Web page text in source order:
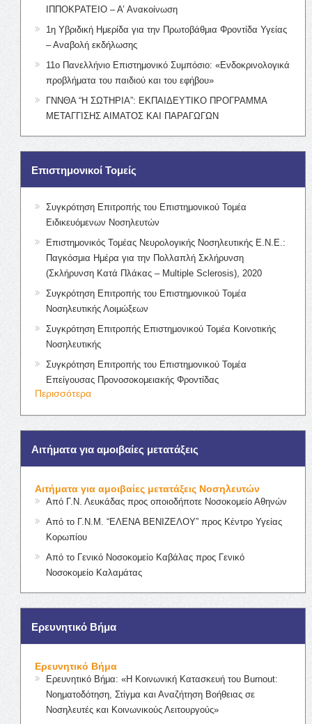
ΙΠΠΟΚΡΑΤΕΙΟ – Α’ Ανακοίνωση
1η Υβριδική Ημερίδα για την Πρωτοβάθμια Φροντίδα Υγείας
– Αναβολή εκδήλωσης
11ο Πανελλήνιο Επιστημονικό Συμπόσιο: «Ενδοκρινολογικά
προβλήματα του παιδιού και του εφήβου»
ΓΝΝΘΑ “Η ΣΩΤΗΡΙΑ”: ΕΚΠΑΙΔΕΥΤΙΚΟ ΠΡΟΓΡΑΜΜΑ
ΜΕΤΑΓΓΙΣΗΣ ΑΙΜΑΤΟΣ ΚΑΙ ΠΑΡΑΓΩΓΩΝ
Επιστημονικοί Τομείς
Συγκρότηση Επιτροπής του Επιστημονικού Τομέα
Ειδικευόμενων Νοσηλευτών
Επιστημονικός Τομέας Νευρολογικής Νοσηλευτικής Ε.Ν.Ε.:
Παγκόσμια Ημέρα για την Πολλαπλή Σκλήρυνση
(Σκλήρυνση Κατά Πλάκας – Multiple Sclerosis), 2020
Συγκρότηση Επιτροπής του Επιστημονικού Τομέα
Νοσηλευτικής Λοιμώξεων
Συγκρότηση Επιτροπής Επιστημονικού Τομέα Κοινοτικής
Νοσηλευτικής
Συγκρότηση Επιτροπής του Επιστημονικού Τομέα
Επείγουσας Προνοσοκομειακής Φροντίδας
Περισσότερα
Αιτήματα για αμοιβαίες μετατάξεις
Αιτήματα για αμοιβαίες μετατάξεις Νοσηλευτών
Από Γ.Ν. Λευκάδας προς οποιοδήποτε Νοσοκομείο Αθηνών
Από το Γ.Ν.Μ. “ΕΛΕΝΑ ΒΕΝΙΖΕΛΟΥ” προς Κέντρο Υγείας
Κορωπίου
Από το Γενικό Νοσοκομείο Καβάλας προς Γενικό
Νοσοκομείο Καλαμάτας
Ερευνητικό Βήμα
Ερευνητικό Βήμα
Ερευνητικό Βήμα: «Η Κοινωνική Κατασκευή του Burnout:
Νοηματοδότηση, Στίγμα και Αναζήτηση Βοήθειας σε
Νοσηλευτές και Κοινωνικούς Λειτουργούς»